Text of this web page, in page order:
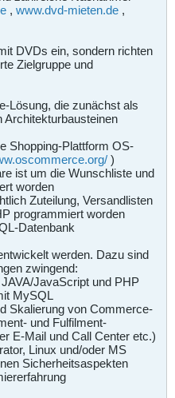
, www.dvd-mieten.de ,
DVDs ein, sondern richten
Zielgruppe und
Lösung, die zunächst als
Architekturbausteinen
Shopping-Plattform OS-
)
ist um die Wunschliste und
worden
Zuteilung, Versandlisten
programmiert worden
Datenbank
werden. Dazu sind
zwingend:
JavaScript und PHP
MySQL
Skalierung von Commerce-
und Fulfilment-
E-Mail und Call Center etc.)
Linux und/oder MS
Sicherheitsaspekten